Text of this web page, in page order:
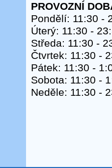
PROVOZNÍ
Pondělí: 11:30 -
Úterý: 11:30 -
Středa: 11:30 -
Čtvrtek: 11:30 -
Pátek: 11:30 -
Sobota: 11:30 -
Neděle: 11:30 -